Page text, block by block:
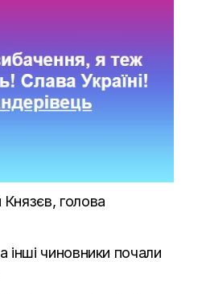
Князєв, голова
інші чиновники почали